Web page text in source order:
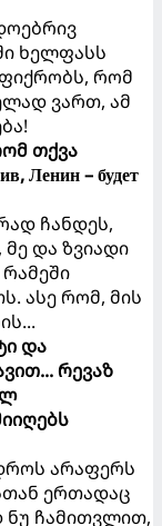
ხელფასს
რომ
ვართ, ამ
თქვა
Ленин – будет
ჩანდეს,
და ზვიადი
ასე რომ, მის
და
რევაზ
არაფერს
ერთადაც
ნუ ჩამითვლით,